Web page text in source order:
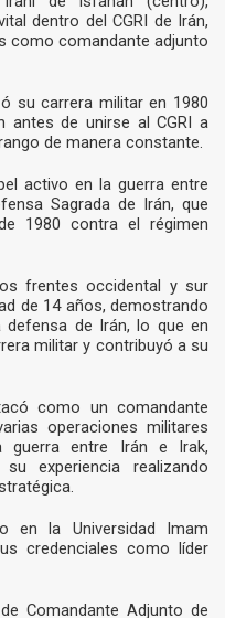
dentro del CGRI de Irán,
como comandante adjunto
su carrera militar en 1980
antes de unirse al CGRI a
de manera constante.
activo en la guerra entre
Sagrada de Irán, que
1980 contra el régimen
frentes occidental y sur
de 14 años, demostrando
de Irán, lo que en
militar y contribuyó a su
como un comandante
operaciones militares
guerra entre Irán e Irak,
experiencia realizando
en la Universidad Imam
credenciales como líder
Comandante Adjunto de